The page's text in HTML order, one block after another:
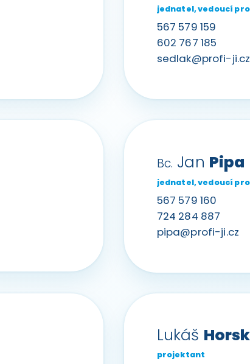
jednatel, vedoucí
567 579 159
602 767 185
sedlak@profi-ji.cz
Bc. Jan Pipa
jednatel, vedoucí
567 579 160
724 284 887
pipa@profi-ji.cz
Lukáš
projektant